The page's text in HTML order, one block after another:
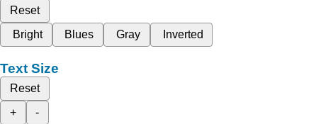
Reset
Bright
Blues Gray Inverted
Text Size
Reset
+
-